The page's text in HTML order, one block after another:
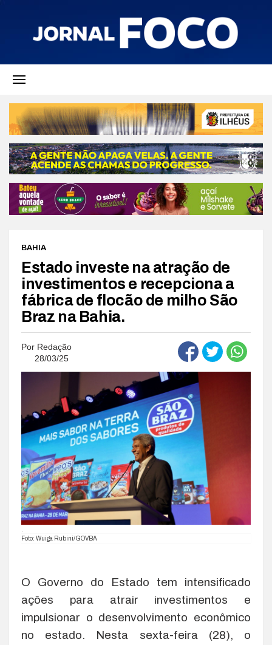
BAHIA
Estado investe na atração de
investimentos e recepciona a
fábrica de flocão de milho São
Braz na Bahia.
Por Redação
28/03/25
Foto: Wuiga Rubini/GOVBA
O Governo do Estado tem intensificado
ações para atrair investimentos e
impulsionar o desenvolvimento econômico
no estado. Nesta sexta-feira (28), o